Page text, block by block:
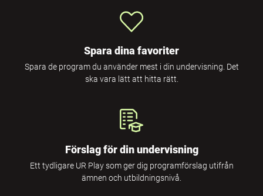
Spara dina favoriter
Spara de program du använder mest i din undervisning. Det
ska vara lätt att hitta rätt.
Förslag för din undervisning
Ett tydligare UR Play som ger dig programförslag utifrån
ämnen och utbildningsnivå.